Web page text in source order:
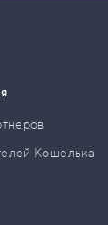
Кошелька